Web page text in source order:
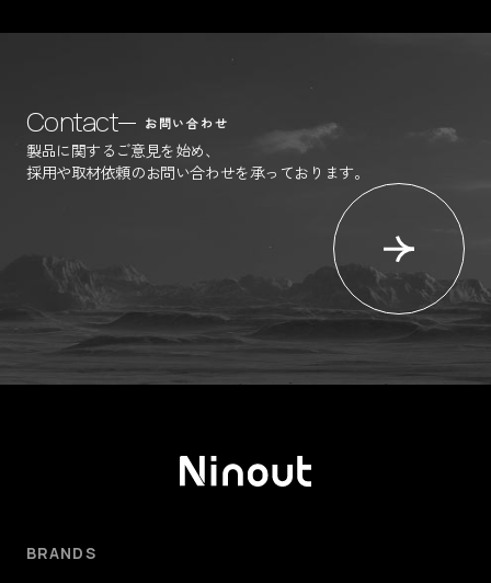
Contact お問い合わせ
製品に関するご意見を始め、
採用や取材依頼のお問い合わせを承っております。
BRANDS